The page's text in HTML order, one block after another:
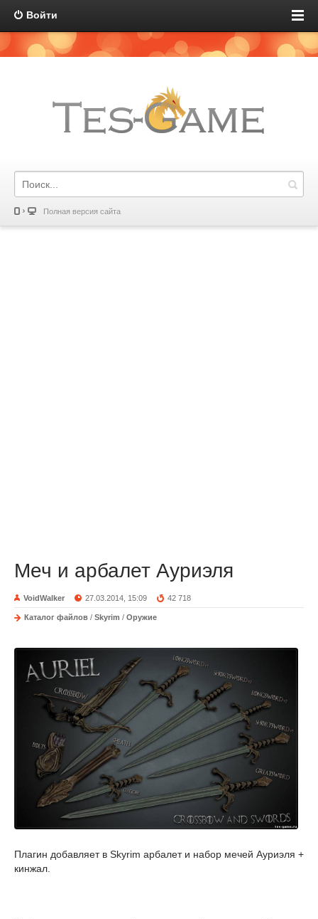
Войти
Полная версия сайта
Меч и арбалет Ауриэля
VoidWalker 27.03.2014, 15:09 42 718
Каталог файлов / Skyrim / Оружие
Плагин добавляет в Skyrim арбалет и набор мечей Ауриэля +
кинжал.